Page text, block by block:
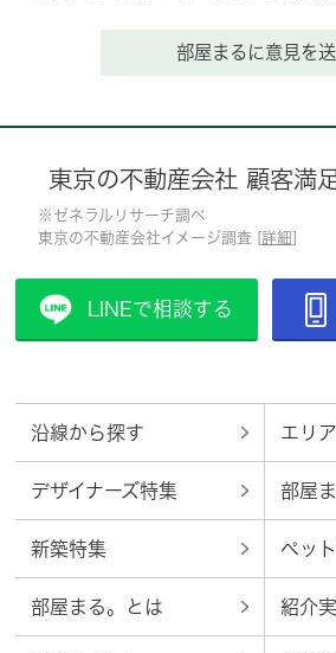
部屋まるに意見を
東京の不動産会社 顧客満
※ゼネラルリサーチ調べ
東京の不動産会社イメージ調査 [詳細]
LINEで相談する
沿線から探す エリ
デザイナーズ特集 部屋
新築特集 ペッ
部屋まる。とは 紹介